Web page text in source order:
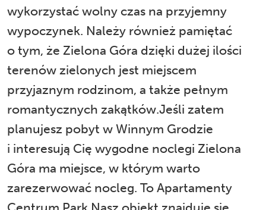
wykorzystać wolny czas na przyjemny
wypoczynek. Należy również pamiętać
o tym, że Zielona Góra dzięki dużej ilości
terenów zielonych jest miejscem
przyjaznym rodzinom, a także pełnym
romantycznych zakątków.Jeśli zatem
planujesz pobyt w Winnym Grodzie
i interesują Cię wygodne noclegi Zielona
Góra ma miejsce, w którym warto
zarezerwować nocleg. To Apartamenty